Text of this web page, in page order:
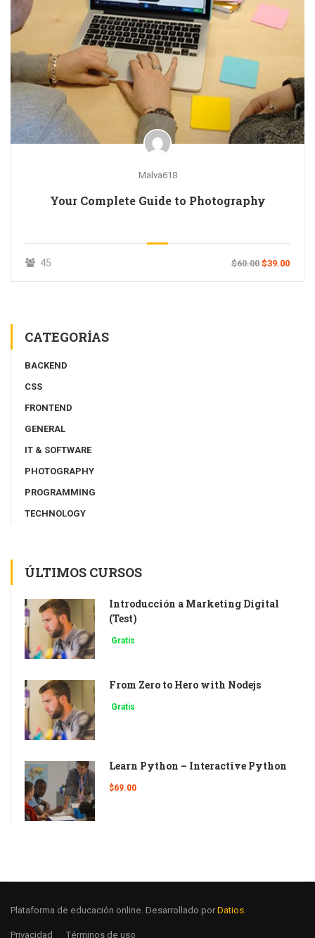
Malva618
Your Complete Guide to Photography
45 $60.00 $39.00
CATEGORÍAS
BACKEND
CSS
FRONTEND
GENERAL
IT & SOFTWARE
PHOTOGRAPHY
PROGRAMMING
TECHNOLOGY
ÚLTIMOS CURSOS
Introducción a Marketing Digital
(Test)
Gratis
From Zero to Hero with Nodejs
Gratis
Learn Python – Interactive Python
$69.00
Plataforma de educación online. Desarrollado por Datios.
Privacidad Términos de uso